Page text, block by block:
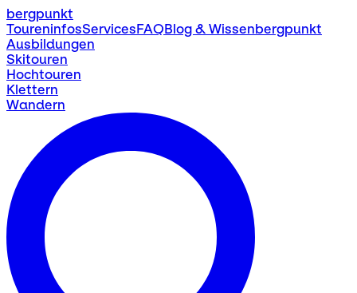
bergpunkt
ToureninfosServicesFAQBlog & Wissenbergpunkt
Ausbildungen
Skitouren
Hochtouren
Klettern
Wandern